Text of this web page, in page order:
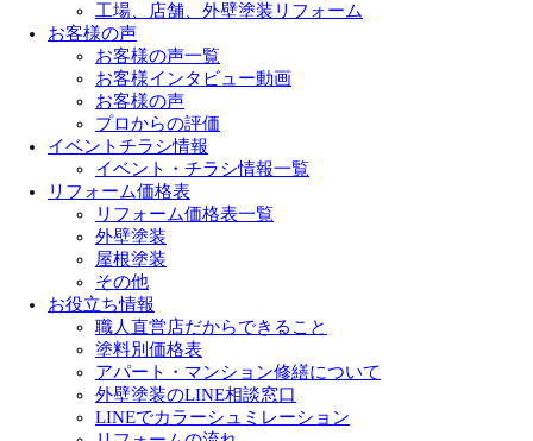
工場、店舗、外壁塗装リフォーム
お客様の声
お客様の声一覧
お客様インタビュー動画
お客様の声
プロからの評価
イベントチラシ情報
イベント・チラシ情報一覧
リフォーム価格表
リフォーム価格表一覧
外壁塗装
屋根塗装
その他
お役立ち情報
職人直営店だからできること
塗料別価格表
アパート・マンション修繕について
外壁塗装のLINE相談窓口
LINEでカラーシュミレーション